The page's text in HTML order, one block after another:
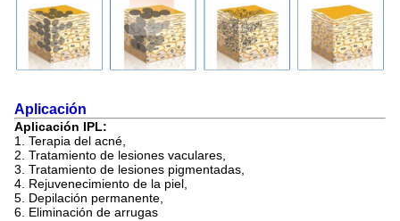
Aplicación
Aplicación IPL:
1. Terapia del acné,
2. Tratamiento de lesiones vaculares,
3. Tratamiento de lesiones pigmentadas,
4. Rejuvenecimiento de la piel,
5. Depilación permanente,
6. Eliminación de arrugas